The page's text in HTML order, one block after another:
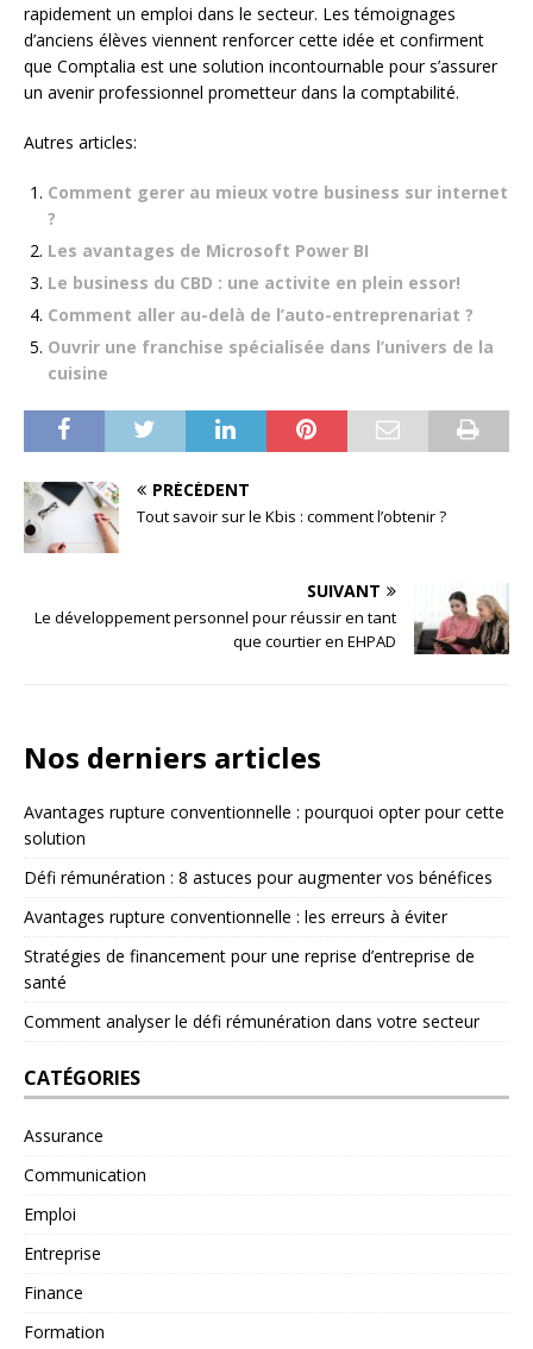
rapidement un emploi dans le secteur. Les témoignages
d’anciens élèves viennent renforcer cette idée et confirment
que Comptalia est une solution incontournable pour s’assurer
un avenir professionnel prometteur dans la comptabilité.
Autres articles:
Comment gerer au mieux votre business sur internet
?
Les avantages de Microsoft Power BI
Le business du CBD : une activite en plein essor!
Comment aller au-delà de l’auto-entreprenariat ?
Ouvrir une franchise spécialisée dans l’univers de la
cuisine
PRÉCÉDENT
Tout savoir sur le Kbis : comment l’obtenir ?
SUIVANT
Le développement personnel pour réussir en tant
que courtier en EHPAD
Nos derniers articles
Avantages rupture conventionnelle : pourquoi opter pour cette
solution
Défi rémunération : 8 astuces pour augmenter vos bénéfices
Avantages rupture conventionnelle : les erreurs à éviter
Stratégies de financement pour une reprise d’entreprise de
santé
Comment analyser le défi rémunération dans votre secteur
CATÉGORIES
Assurance
Communication
Emploi
Entreprise
Finance
Formation